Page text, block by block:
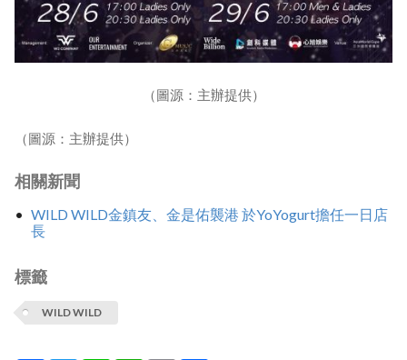
（圖源：主辦提供）
（圖源：主辦提供）
相關新聞
WILD WILD金鎮友、金是佑襲港 於YoYogurt擔任一日店
長
標籤
WILD WILD